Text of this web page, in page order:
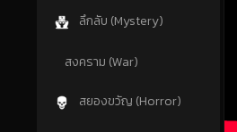
ลึกลับ (Mystery)
สงคราม (War)
สยองขวัญ (Horror)